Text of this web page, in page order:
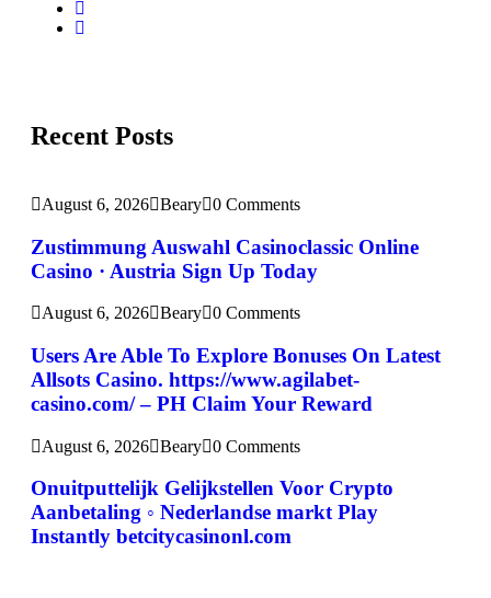
Recent Posts
August 6, 2026 Beary 0 Comments
Zustimmung Auswahl Casinoclassic Online
Casino · Austria Sign Up Today
August 6, 2026 Beary 0 Comments
Users Are Able To Explore Bonuses On Latest
Allsots Casino. https://www.agilabet-
casino.com/ – PH Claim Your Reward
August 6, 2026 Beary 0 Comments
Onuitputtelijk Gelijkstellen Voor Crypto
Aanbetaling ◦ Nederlandse markt Play
Instantly betcitycasinonl.com